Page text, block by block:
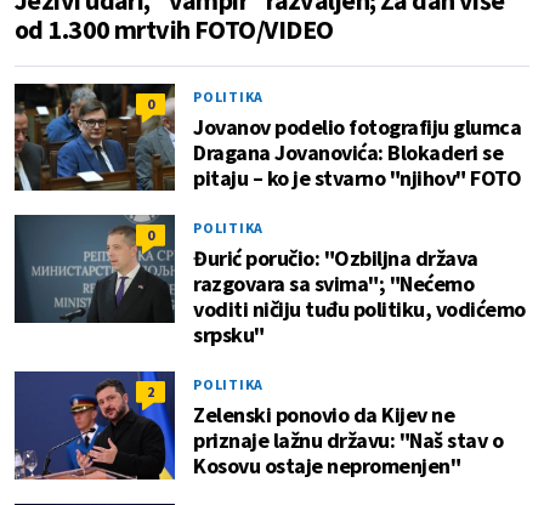
od 1.300 mrtvih FOTO/VIDEO
0 POLITIKA
Jovanov podelio fotografiju glumca
Dragana Jovanovića: Blokaderi se
pitaju – ko je stvarno "njihov" FOTO
0 POLITIKA
Đurić poručio: "Ozbiljna država
razgovara sa svima"; "Nećemo
voditi ničiju tuđu politiku, vodićemo
srpsku"
2 POLITIKA
Zelenski ponovio da Kijev ne
priznaje lažnu državu: "Naš stav o
Kosovu ostaje nepromenjen"